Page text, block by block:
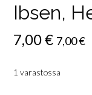
Ibsen,
7,00€ 7,00€
1 varastossa